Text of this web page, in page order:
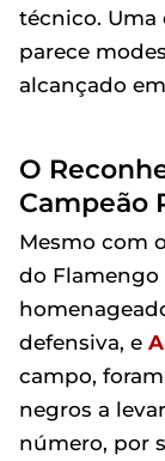
técnico. Uma
parece
alcançado
O
Campeão
Mesmo com
do
defensiva, e
campo,
negros a
número, por